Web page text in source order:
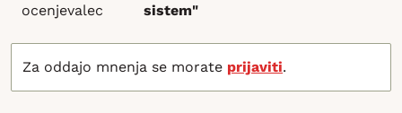
ocenjevalec
sistem"
Za oddajo mnenja se morate prijaviti.